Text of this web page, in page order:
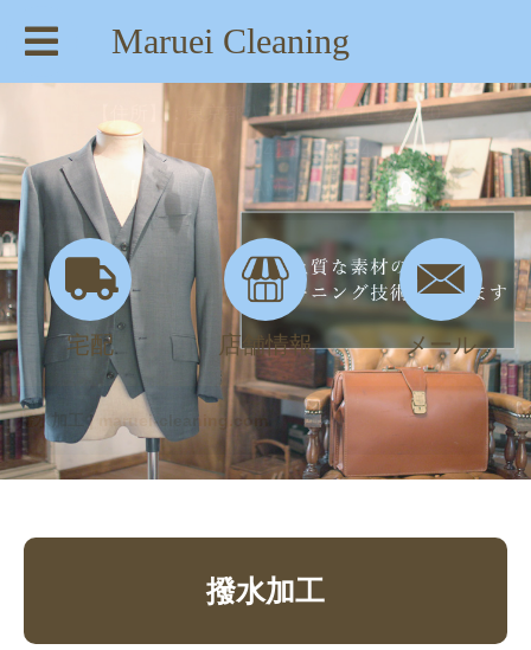
Maruei Cleaning
【住所】：東京都八王子市絹ヶ丘1-22-20
【TEL】：042-635-6234
【営業時間】：AM 8:00～PM 7:30
宅配 店舗情報 メール
撥水加工 | maruei-cleaning.com
撥水加工